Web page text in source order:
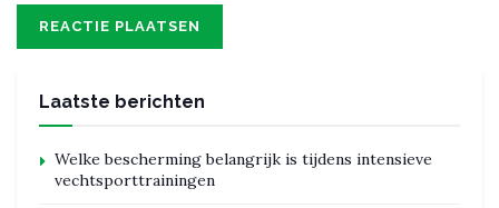
Laatste berichten
Welke bescherming belangrijk is tijdens intensieve
vechtsporttrainingen